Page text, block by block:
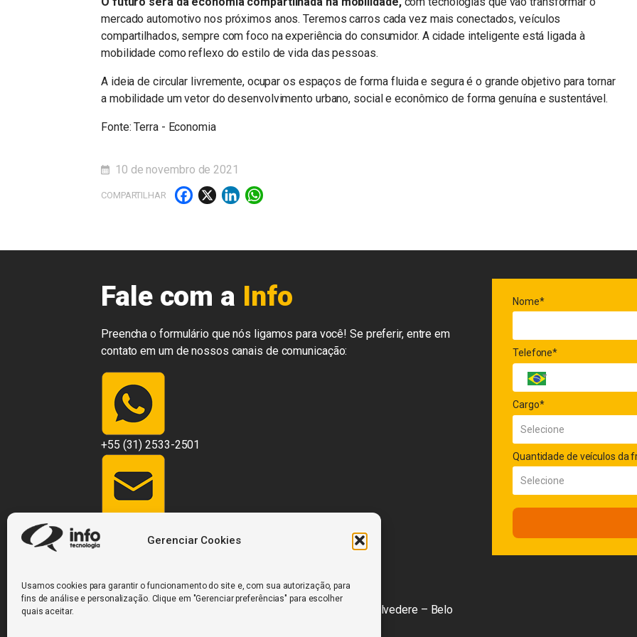
Gerenciar Cookies
Usamos cookies para garantir o funcionamento do site e, com sua autorização, para
fins de análise e personalização. Clique em "Gerenciar preferências" para escolher
quais aceitar.
mercado automotivo nos próximos anos. Teremos carros cada vez mais conectados, veículos
compartilhados, sempre com foco na experiência do consumidor. A cidade inteligente está ligada à
mobilidade como reflexo do estilo de vida das pessoas.
A ideia de circular livremente, ocupar os espaços de forma fluida e segura é o grande objetivo para tornar
a mobilidade um vetor do desenvolvimento urbano, social e econômico de forma genuína e sustentável.
Fonte: Terra - Economia
10 de novembro de 2021
COMPARTILHAR Facebook
X LinkedIn
WhatsApp
Fale com a Info
Preencha o formulário que nós ligamos para você! Se preferir, entre em
contato em um de nossos canais de comunicação:
+55 (31) 2533-2501
Rua Desembargador Jorge Fontana, nº 428, 11º andar, Belvedere – Belo
Nome*
Telefone*
Cargo*
Quantidade de veículos da